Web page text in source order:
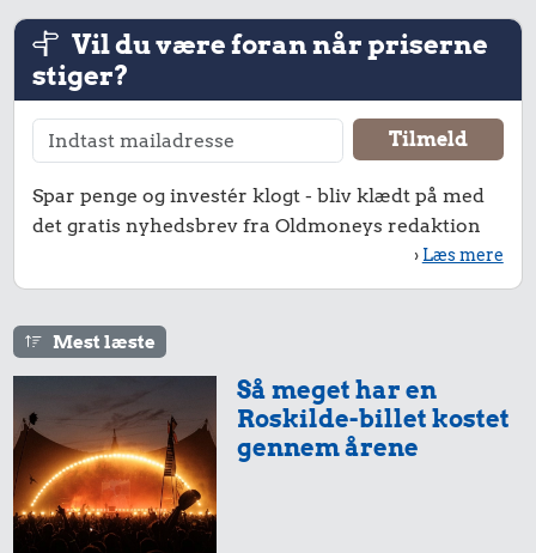
7,58 kr.
1/3 kg marcipan 4,00 kr.
6 æg 0,83 kr.
Æble
Priser i 2026
Vil du være foran når priserne
stiger?
Spar penge og investér klogt - bliv klædt på med
det gratis nyhedsbrev fra Oldmoneys redaktion
› Læs mere
Mest læste
Så meget har en
Roskilde-billet kostet
gennem årene